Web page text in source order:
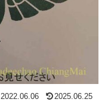
2022.06.06 2025.06.25